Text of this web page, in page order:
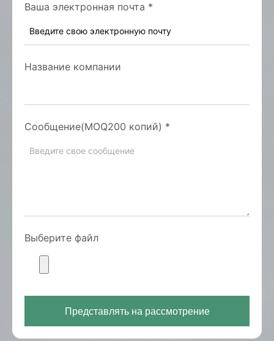
Ваша электронная почта *
Название компании
Сообщение(MOQ200 копий) *
Выберите файл
Представлять на рассмотрение